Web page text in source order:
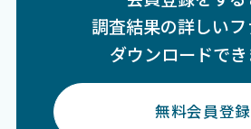
調査結果の詳しい
ダウンロードでき
無料会員登録